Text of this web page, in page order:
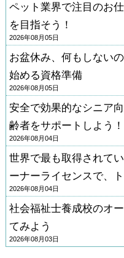
ペット業界で注目のお
を目指そう！
2026年08月05日
お盆休み、何もしない
始める資格準備
2026年08月05日
安全で効果的なシニア
齢者をサポートしよう！
2026年08月04日
世界で最も取得されて
ーナーライセンスで、
2026年08月04日
社会福祉士養成校のオ
てみよう
2026年08月03日